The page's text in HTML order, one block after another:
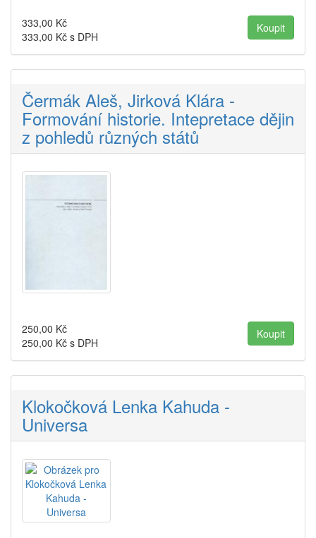
333,00 Kč
333,00 Kč s DPH
Čermák Aleš, Jirková Klára -
Formování historie. Intepretace dějin
z pohledů různých států
250,00 Kč
250,00 Kč s DPH
Klokočková Lenka Kahuda -
Universa